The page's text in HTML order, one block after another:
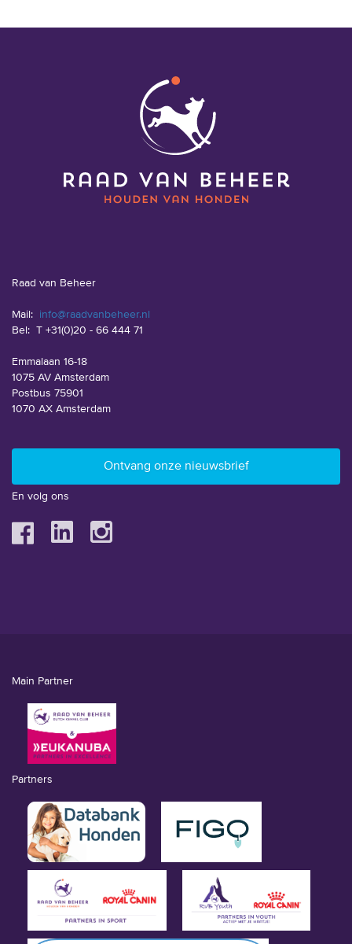
Raad van Beheer
Mail: info@raadvanbeheer.nl
Bel: T +31(0)20 - 66 444 71
Emmalaan 16-18
1075 AV Amsterdam
Postbus 75901
1070 AX Amsterdam
En volg ons
Main Partner
Partners